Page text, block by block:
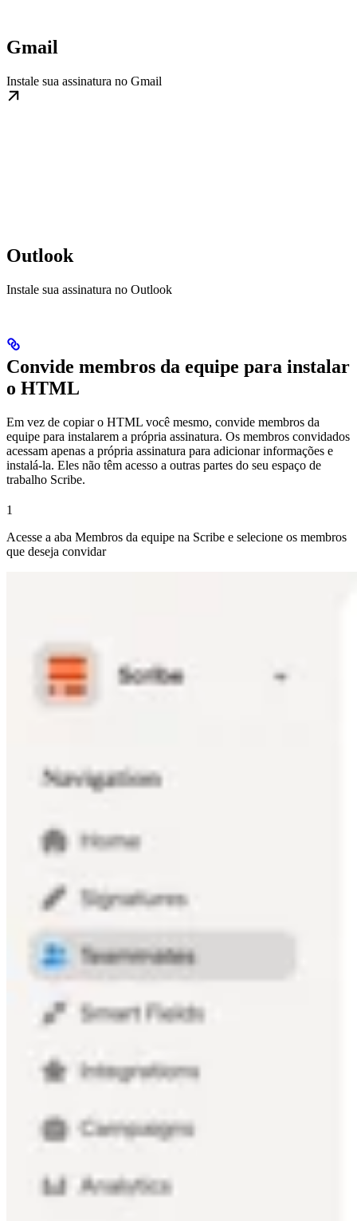
Gmail
Instale sua assinatura no Gmail
Outlook
Instale sua assinatura no Outlook
Convide membros da equipe para instalar
o HTML
Em vez de copiar o HTML você mesmo, convide membros da
equipe para instalarem a própria assinatura. Os membros convidados
acessam apenas a própria assinatura para adicionar informações e
instalá-la. Eles não têm acesso a outras partes do seu espaço de
trabalho Scribe.
1
Acesse a aba Membros da equipe na Scribe e selecione os membros
que deseja convidar